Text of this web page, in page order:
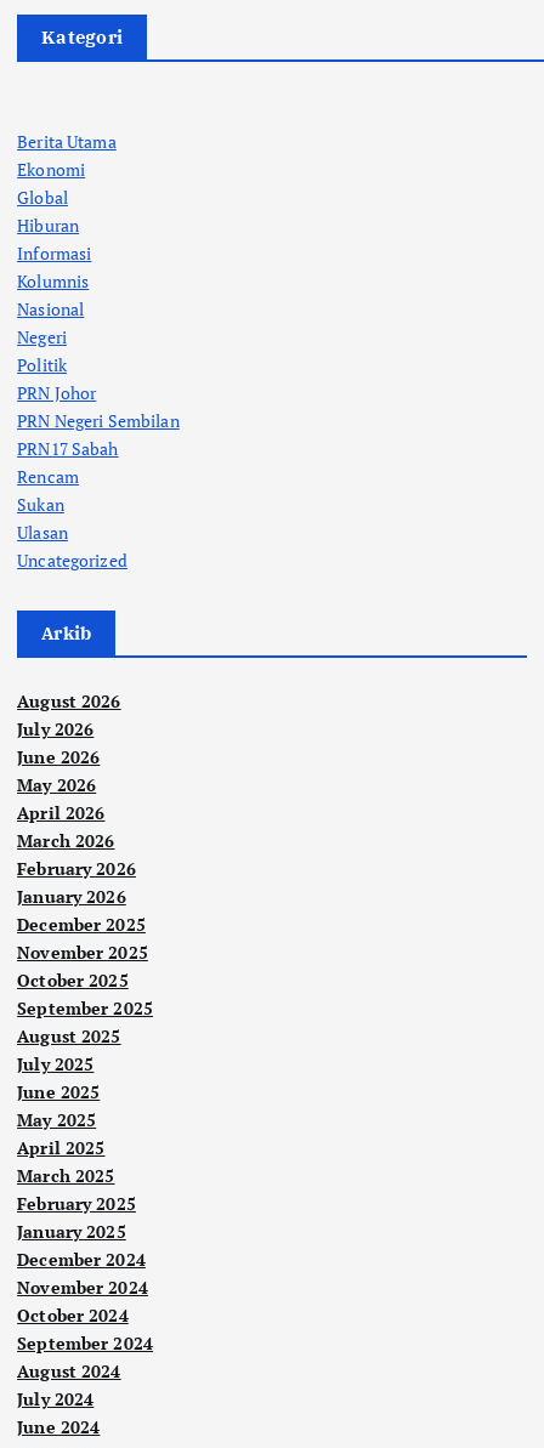
Kategori
Berita Utama
Ekonomi
Global
Hiburan
Informasi
Kolumnis
Nasional
Negeri
Politik
PRN Johor
PRN Negeri Sembilan
PRN17 Sabah
Rencam
Sukan
Ulasan
Uncategorized
Arkib
August 2026
July 2026
June 2026
May 2026
April 2026
March 2026
February 2026
January 2026
December 2025
November 2025
October 2025
September 2025
August 2025
July 2025
June 2025
May 2025
April 2025
March 2025
February 2025
January 2025
December 2024
November 2024
October 2024
September 2024
August 2024
July 2024
June 2024
Berit
a
Utam
Nege
ri
Pela
nco
ng